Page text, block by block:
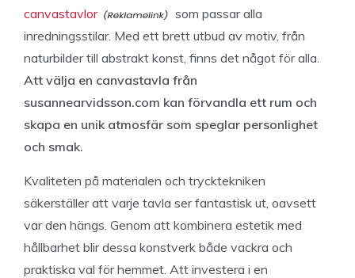
canvastavlor
som passar alla
inredningsstilar. Med ett brett utbud av motiv, från
naturbilder till abstrakt konst, finns det något för alla.
Att välja en canvastavla från
susannearvidsson.com kan förvandla ett rum och
skapa en unik atmosfär som speglar personlighet
och smak.
Kvaliteten på materialen och trycktekniken
säkerställer att varje tavla ser fantastisk ut, oavsett
var den hängs. Genom att kombinera estetik med
hållbarhet blir dessa konstverk både vackra och
praktiska val för hemmet. Att investera i en